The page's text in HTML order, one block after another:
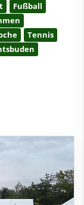
Fußball
Tennis